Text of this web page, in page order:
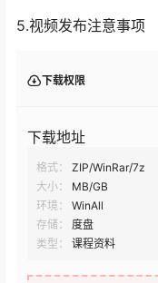
5.视频发布注意事项
下载权限
下载地址
格式：
ZIP/WinRar/7z
大小：
MB/GB
环境：
WinAll
存储：
度盘
类型：
课程资料